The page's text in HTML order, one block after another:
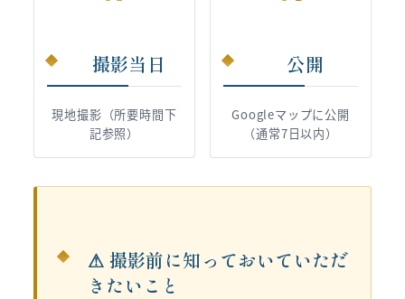
撮影当日
現地撮影（所要時間下
記参照）
公開
Googleマップに公開
（通常7日以内）
⚠ 撮影前に知っておいていただ
きたいこと